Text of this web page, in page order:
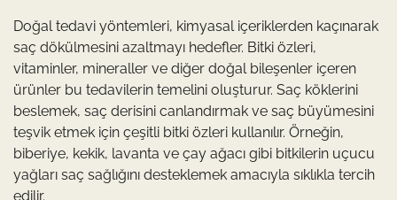
Doğal tedavi yöntemleri, kimyasal içeriklerden kaçınarak
saç dökülmesini azaltmayı hedefler. Bitki özleri,
vitaminler, mineraller ve diğer doğal bileşenler içeren
ürünler bu tedavilerin temelini oluşturur. Saç köklerini
beslemek, saç derisini canlandırmak ve saç büyümesini
teşvik etmek için çeşitli bitki özleri kullanılır. Örneğin,
biberiye, kekik, lavanta ve çay ağacı gibi bitkilerin uçucu
yağları saç sağlığını desteklemek amacıyla sıklıkla tercih
edilir.